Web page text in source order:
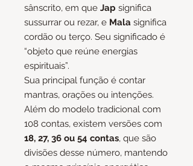
sânscrito, em que Jap significa
sussurrar ou rezar, e Mala significa
cordão ou terço. Seu significado é
“objeto que reúne energias
espirituais”.
Sua principal função é contar
mantras, orações ou intenções.
Além do modelo tradicional com
108 contas, existem versões com
18, 27, 36 ou 54 contas, que são
divisões desse número, mantendo